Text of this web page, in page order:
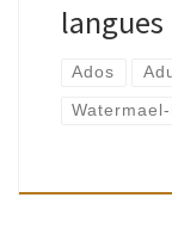
langues
Ados